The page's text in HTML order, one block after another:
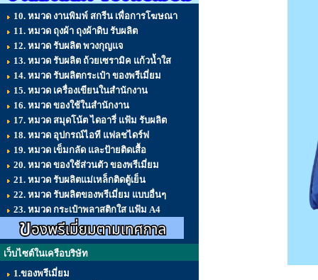
10. หมวด งานพิมพ์ สกรีน เพื่อการโฆษณา
11. หมวด ถุงผ้า ถุงผ้าดิบ รับผลิต
12. หมวด รับผลิต พวงกุญแจ
13. หมวด รับผลิต ถ้วยเซรามิค แก้วน้ำใส
14. หมวด รับผลิตกระเป๋า ของพรีเมี่ยม
15. หมวด เครื่องเขียนในสำนักงาน
16. หมวด ของใช้ในสำนักงาน
17. หมวด สมุดโน้ต ไดอารี่ แฟ้ม รับผลิต
18. หมวด อุปกรณ์ไอที แฟลชไดร์ฟ
19. หมวด เข็มกลัด และป้ายติดเสื้อ
20. หมวด ของใช้ส่วนตัว ของพรีเมี่ยม
21. หมวด รับผลิตแม่เหล็กติดตู้เย็น
22. หมวด รับผลิตของพรีเมี่ยม แบบอื่นๆ
23. หมวด กระเป๋าพลาสติกใส แฟ้ม A4
เว็บไซต์ในเครือบริษัท
1.ของพรีเมี่ยม